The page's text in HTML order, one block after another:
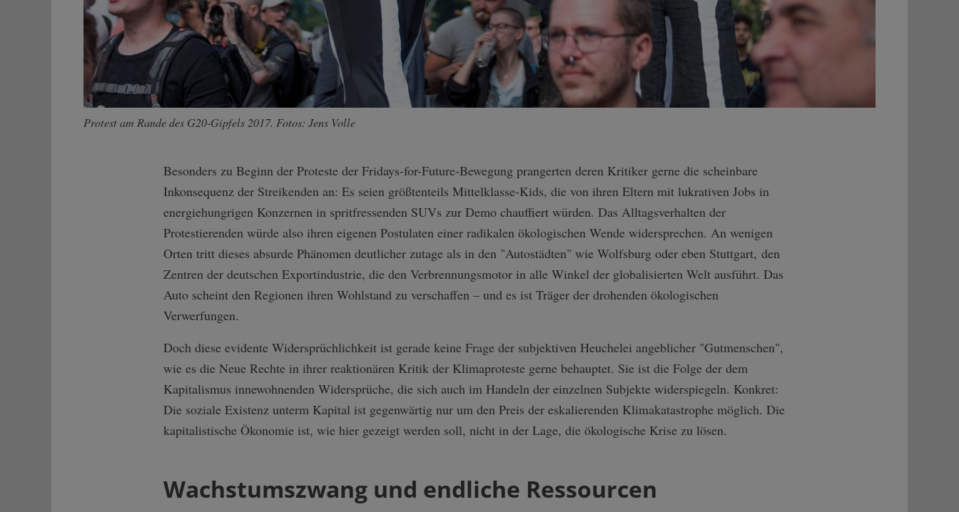
Protest am Rande des G20-Gipfels 2017. Fotos: Jens Volle
Besonders zu Beginn der Proteste der Fridays-for-Future-Bewegung prangerten deren Kritiker gerne die scheinbare
Inkonsequenz der Streikenden an: Es seien größtenteils Mittelklasse-Kids, die von ihren Eltern mit lukrativen Jobs in
energiehungrigen Konzernen in spritfressenden SUVs zur Demo chauffiert würden. Das Alltagsverhalten der
Protestierenden würde also ihren eigenen Postulaten einer radikalen ökologischen Wende widersprechen. An wenigen
Orten tritt dieses absurde Phänomen deutlicher zutage als in den "Autostädten" wie Wolfsburg oder eben Stuttgart, den
Zentren der deutschen Exportindustrie, die den Verbrennungsmotor in alle Winkel der globalisierten Welt ausführt. Das
Auto scheint den Regionen ihren Wohlstand zu verschaffen – und es ist Träger der drohenden ökologischen
Verwerfungen.
Doch diese evidente Widersprüchlichkeit ist gerade keine Frage der subjektiven Heuchelei angeblicher "Gutmenschen",
wie es die Neue Rechte in ihrer reaktionären Kritik der Klimaproteste gerne behauptet. Sie ist die Folge der dem
Kapitalismus innewohnenden Widersprüche, die sich auch im Handeln der einzelnen Subjekte widerspiegeln. Konkret:
Die soziale Existenz unterm Kapital ist gegenwärtig nur um den Preis der eskalierenden Klimakatastrophe möglich. Die
kapitalistische Ökonomie ist, wie hier gezeigt werden soll, nicht in der Lage, die ökologische Krise zu lösen.
Wachstumszwang und endliche Ressourcen